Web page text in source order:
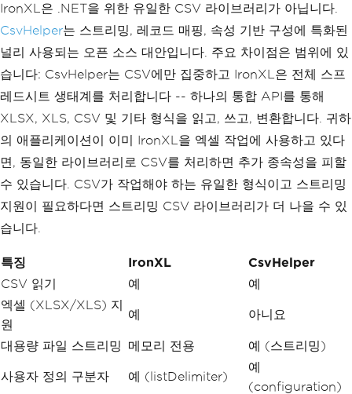
IronXL은 .NET을 위한 유일한 CSV 라이브러리가 아닙니다.
CsvHelper는 스트리밍, 레코드 매핑, 속성 기반 구성에 특화된
널리 사용되는 오픈 소스 대안입니다. 주요 차이점은 범위에 있
습니다: CsvHelper는 CSV에만 집중하고 IronXL은 전체 스프
레드시트 생태계를 처리합니다 -- 하나의 통합 API를 통해
XLSX, XLS, CSV 및 기타 형식을 읽고, 쓰고, 변환합니다. 귀하
의 애플리케이션이 이미 IronXL을 엑셀 작업에 사용하고 있다
면, 동일한 라이브러리로 CSV를 처리하면 추가 종속성을 피할
수 있습니다. CSV가 작업해야 하는 유일한 형식이고 스트리밍
지원이 필요하다면 스트리밍 CSV 라이브러리가 더 나을 수 있
습니다.
특징 IronXL
CsvHelper
CSV 읽기
예
예
엑셀 (XLSX/XLS) 지
원
예 아니요
대용량 파일 스트리밍 메모리 전용 예 (스트리밍)
사용자 정의 구분자 예 (listDelimiter)
예
(configuration)